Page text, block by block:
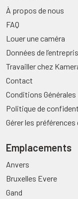
À propos de nous
FAQ
Louer une caméra
Données de
Travailler chez
Contact
Conditions Générales
Politique de
Gérer les
Emplacements
Anvers
Bruxelles Evere
Gand